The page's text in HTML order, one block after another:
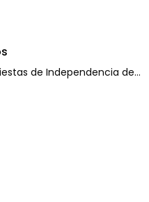
de Independencia de…